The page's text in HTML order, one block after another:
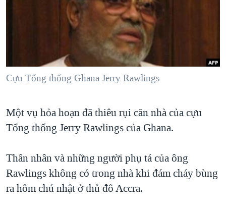
NGƯỜI VIỆT HẢI NGOẠI
KHOA HỌC
SỨC KHOẺ
THỂ THAO
HÀNH TRÌNH BẦU CỬ 2024
MỘT NĂM CHIẾN TRANH TẠI DẢI GAZA
GIẢI MÃ VÀNH ĐAI & CON ĐƯỜNG
NGÀY TỊ NẠN THẾ GIỚI
GROUND ZERO – XƯA VÀ NAY
CHI PHÍ CHIẾN TRANH AFGHANISTAN
THƯỢNG ĐỈNH TRUMP-KIM TẠI VIỆT NAM
TRỊNH VĨNH BÌNH VS. CHÍNH PHỦ VIỆT NAM
Cựu Tổng thống Ghana Jerry Rawlings
Một vụ hỏa hoạn đã thiêu rụi căn nhà của cựu
Tổng thống Jerry Rawlings của Ghana.
Thân nhân và những người phụ tá của ông
Rawlings không có trong nhà khi đám cháy bùng
ra hôm chú nhật ở thủ đô Accra.